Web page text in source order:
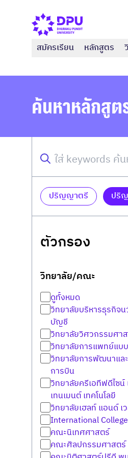
สมัครเรียน หลักสูตร
ค้นหาหลักสู
ปริญญาตรี ปริ
ตัวกรอง
วิทยาลัย/คณะ
ดูทั้งหมด
วิทยาลัยบริหารธุรกิจ
บัญชี
วิทยาลัยวิศวกรรมศาส
วิทยาลัยการแพทย์แบ
วิทยาลัยการพัฒนาแล
การบิน
วิทยาลัยครีเอทีฟดีไซน์
เทนเมนต์ เทคโนโลยี
วิทยาลัยเฮลท์ แอนด์ เ
International College
คณะนิเทศศาสตร์
คณะศิลปกรรมศาสตร์